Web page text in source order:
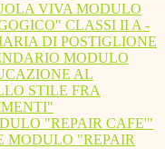
VIVA MODULO
CLASSI II A -
DI POSTIGLIONE
MODULO
AL
STILE FRA
"REPAIR CAFE'"
MODULO "REPAIR